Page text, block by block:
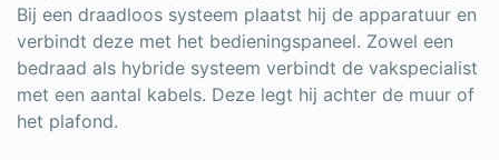
Bij een draadloos systeem plaatst hij de apparatuur en
verbindt deze met het bedieningspaneel. Zowel een
bedraad als hybride systeem verbindt de vakspecialist
met een aantal kabels. Deze legt hij achter de muur of
het plafond.